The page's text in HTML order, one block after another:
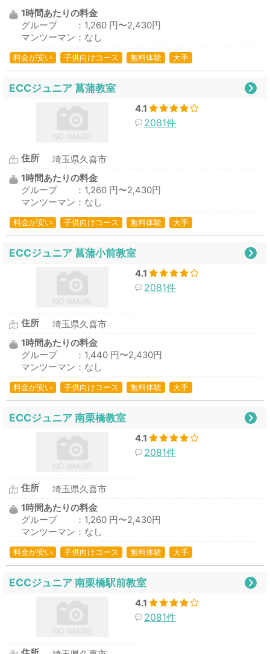
1時間あたりの料金
グループ ：1,260 円〜2,430円
マンツーマン：なし
料金が安い 子供向けコース 無料体験 大手
ECCジュニア 菖蒲教室
4.1
2081件
住所
埼玉県久喜市
1時間あたりの料金
グループ ：1,260 円〜2,430円
マンツーマン：なし
料金が安い 子供向けコース 無料体験 大手
ECCジュニア 菖蒲小前教室
4.1
2081件
住所
埼玉県久喜市
1時間あたりの料金
グループ ：1,440 円〜2,430円
マンツーマン：なし
料金が安い 子供向けコース 無料体験 大手
ECCジュニア 南栗橋教室
4.1
2081件
住所
埼玉県久喜市
1時間あたりの料金
グループ ：1,260 円〜2,430円
マンツーマン：なし
料金が安い 子供向けコース 無料体験 大手
ECCジュニア 南栗橋駅前教室
4.1
2081件